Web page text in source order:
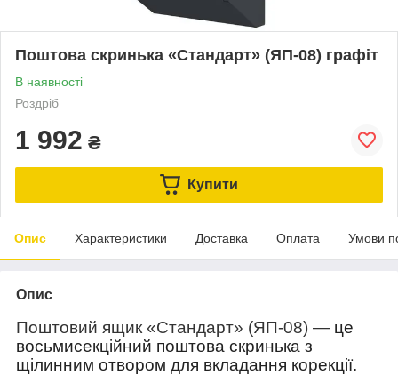
Поштова скринька «Стандарт» (ЯП-08) графіт
В наявності
Роздріб
1 992 ₴
Купити
Опис Характеристики Доставка Оплата Умови
Опис
Поштовий ящик «Стандарт» (ЯП-08) — це
восьмисекційний поштова скринька з
щілинним отвором для вкладання корекції.